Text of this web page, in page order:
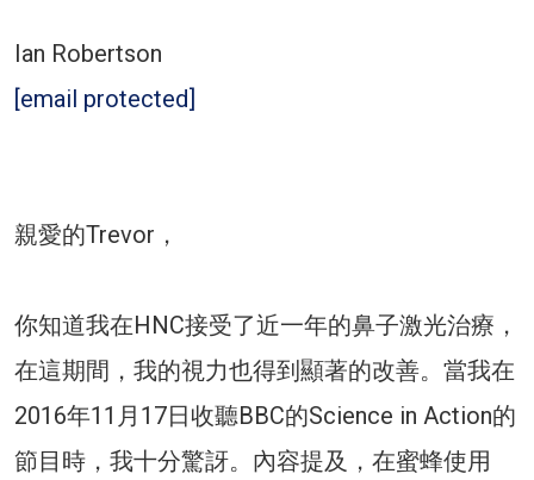
Ian Robertson
[email protected]
親愛的Trevor，
你知道我在HNC接受了近一年的鼻子激光治療，
在這期間，我的視力也得到顯著的改善。當我在
2016年11月17日收聽BBC的Science in Action的
節目時，我十分驚訝。內容提及，在蜜蜂使用